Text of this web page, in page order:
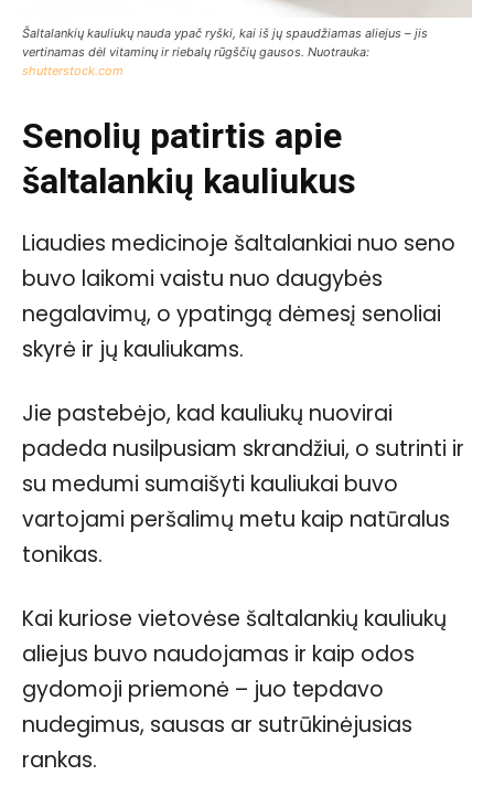
Šaltalankių kauliukų nauda ypač ryški, kai iš jų spaudžiamas aliejus – jis
vertinamas dėl vitaminų ir riebalų rūgščių gausos. Nuotrauka:
shutterstock.com
Senolių patirtis apie
šaltalankių kauliukus
Liaudies medicinoje šaltalankiai nuo seno
buvo laikomi vaistu nuo daugybės
negalavimų, o ypatingą dėmesį senoliai
skyrė ir jų kauliukams.
Jie pastebėjo, kad kauliukų nuovirai
padeda nusilpusiam skrandžiui, o sutrinti ir
su medumi sumaišyti kauliukai buvo
vartojami peršalimų metu kaip natūralus
tonikas.
Kai kuriose vietovėse šaltalankių kauliukų
aliejus buvo naudojamas ir kaip odos
gydomoji priemonė – juo tepdavo
nudegimus, sausas ar sutrūkinėjusias
rankas.